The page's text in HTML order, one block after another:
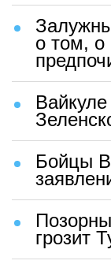
о том, о
Бойцы
грозит